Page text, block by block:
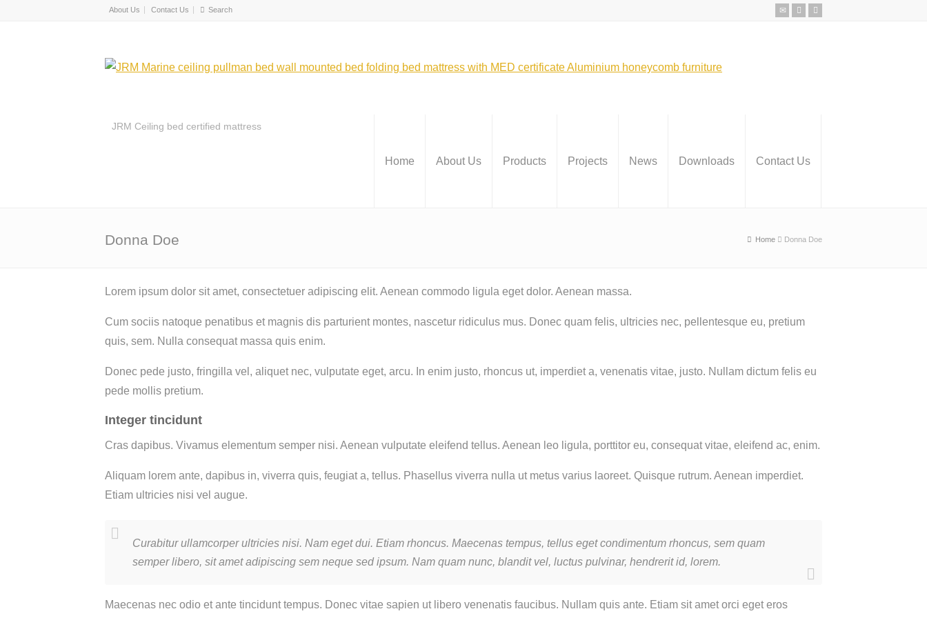
About Us Contact Us
JRM Ceiling bed certified mattress
Home About Us Products Projects News Downloads Contact Us
Donna Doe Home Donna Doe
Lorem ipsum dolor sit amet, consectetuer adipiscing elit. Aenean commodo ligula eget dolor. Aenean massa.
Cum sociis natoque penatibus et magnis dis parturient montes, nascetur ridiculus mus. Donec quam felis, ultricies nec, pellentesque eu, pretium
quis, sem. Nulla consequat massa quis enim.
Donec pede justo, fringilla vel, aliquet nec, vulputate eget, arcu. In enim justo, rhoncus ut, imperdiet a, venenatis vitae, justo. Nullam dictum felis eu
pede mollis pretium.
Integer tincidunt
Cras dapibus. Vivamus elementum semper nisi. Aenean vulputate eleifend tellus. Aenean leo ligula, porttitor eu, consequat vitae, eleifend ac, enim.
Aliquam lorem ante, dapibus in, viverra quis, feugiat a, tellus. Phasellus viverra nulla ut metus varius laoreet. Quisque rutrum. Aenean imperdiet.
Etiam ultricies nisi vel augue.
Curabitur ullamcorper ultricies nisi. Nam eget dui. Etiam rhoncus. Maecenas tempus, tellus eget condimentum rhoncus, sem quam
semper libero, sit amet adipiscing sem neque sed ipsum. Nam quam nunc, blandit vel, luctus pulvinar, hendrerit id, lorem.
Maecenas nec odio et ante tincidunt tempus. Donec vitae sapien ut libero venenatis faucibus. Nullam quis ante. Etiam sit amet orci eget eros